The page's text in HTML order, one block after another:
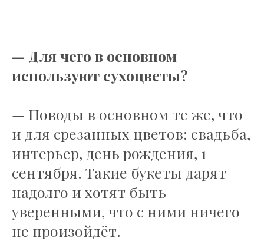
— Для чего в основном
используют сухоцветы?
— Поводы в основном те же, что
и для срезанных цветов: свадьба,
интерьер, день рождения, 1
сентября. Такие букеты дарят
надолго и хотят быть
уверенными, что с ними ничего
не произойдёт.